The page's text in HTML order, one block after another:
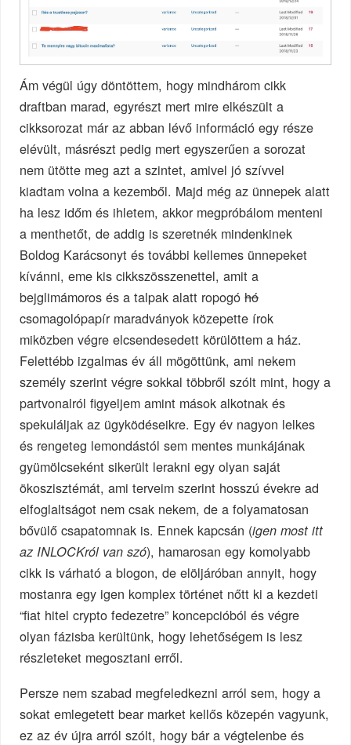
Ám végül úgy döntöttem, hogy mindhárom cikk
draftban marad, egyrészt mert mire elkészült a
cikksorozat már az abban lévő információ egy része
elévült, másrészt pedig mert egyszerűen a sorozat
nem ütötte meg azt a szintet, amivel jó szívvel
kiadtam volna a kezemből. Majd még az ünnepek alatt
ha lesz időm és ihletem, akkor megpróbálom menteni
a menthetőt, de addig is szeretnék mindenkinek
Boldog Karácsonyt és további kellemes ünnepeket
kívánni, eme kis cikkszösszenettel, amit a
bejglimámoros és a talpak alatt ropogóhó
csomagolópapír maradványok közepette írok
miközben végre elcsendesedett körülöttem a ház.
Felettébb izgalmas év áll mögöttünk, ami nekem
személy szerint végre sokkal többről szólt mint, hogy a
partvonalról figyeljem amint mások alkotnak és
spekuláljak az ügyködéseikre. Egy év nagyon lelkes
és rengeteg lemondástól sem mentes munkájának
gyümölcseként sikerült lerakni egy olyan saját
ökoszisztémát, ami terveim szerint hosszú évekre ad
elfoglaltságot nem csak nekem, de a folyamatosan
bővülő csapatomnak is. Ennek kapcsán (igen most itt
az INLOCKról van szó), hamarosan egy komolyabb
cikk is várható a blogon, de elöljáróban annyit, hogy
mostanra egy igen komplex történet nőtt ki a kezdeti
“fiat hitel crypto fedezetre” koncepcióból és végre
olyan fázisba kerültünk, hogy lehetőségem is lesz
részleteket megosztani erről.
Persze nem szabad megfeledkezni arról sem, hogy a
sokat emlegetett bear market kellős közepén vagyunk,
ez az év újra arról szólt, hogy bár a végtelenbe és